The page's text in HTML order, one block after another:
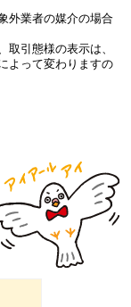
外業者の媒介の場合
引態様の表示は、
よって変わりますの